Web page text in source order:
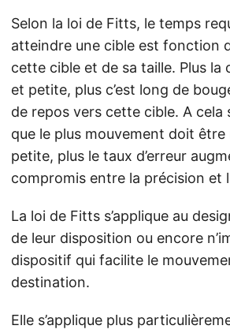
Selon la loi de Fitts, le temps
atteindre une cible est fonction
cette cible et de sa taille. Plus la
et petite, plus c’est long de
de repos vers cette cible. A cela
que le plus mouvement doit
petite, plus le taux d’erreur
compromis entre la précision et
La loi de Fitts s’applique au
de leur disposition ou encore
dispositif qui facilite le
destination.
Elle s’applique plus